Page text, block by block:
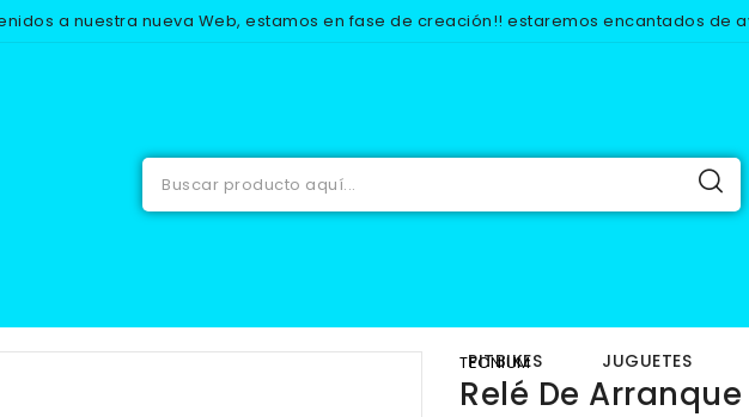
a nuestra nueva Web, estamos en fase de creación!! estaremos encantados de
RECAMBIOS EQUIPACION PITBIKES JUGUETES
TECNIUM
Relé De Arranque